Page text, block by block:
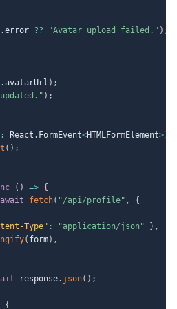
.error ?? "Avatar upload failed." ) ;
.avatarUrl ) ;
) ;
: React . FormEvent<HTMLFormElement>)
( ) ;
( ) => {
await fetch( "/api/profile" ,
{
Type" : "application/json" } ,
( form) ,
response. json( ) ;
{